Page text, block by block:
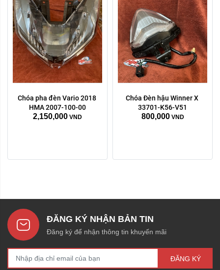
Chóa pha đèn Vario 2018
HMA 2007-100-00
2,150,000 VND
Chóa Đèn hậu Winner X
33701-K56-V51
800,000 VND
ĐĂNG KÝ NHẬN BẢN TIN
Đăng ký để nhận thông tin khuyến mãi
ĐĂNG KÝ